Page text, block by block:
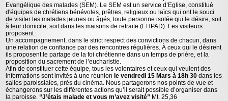
Evangélique des malades (SEM). Le SEM est un service d’Eglise, constitué
d'équipes de chrétiens bénévoles, prêtres, religieux ou laïcs qui ont le souci
de visiter les malades jeunes ou âgés, toute personne isolée qui le désire, soit
à leur domicile, soit dans les maisons de retraite (EHPAD). Les visiteurs
proposent :
Un accompagnement, dans le strict respect des convictions de chacun, dans
une relation de confiance par des rencontres régulières. À ceux qui le désirent
ils proposent le partage de la foi chrétienne dans un temps de prière, et la
proposition du sacrement de l’eucharistie.
Afin de constituer cette équipe, tous les volontaires et ceux qui veulent des
informations sont invités à une réunionle vendredi 15 Mars à 18h 30 dans les
salles paroissiales, près du cinéma. Nous partagerons nos points de vue et
échangerons sur les différentes actions qu’il serait possible d’organiser dans
la paroisse.“J’étais malade et vous m’avez visité” Mt. 25,36